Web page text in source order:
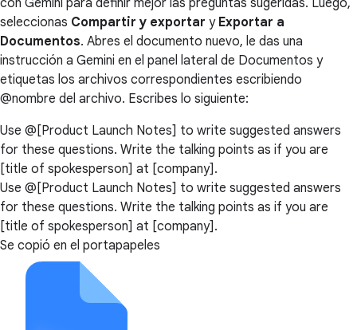
con Gemini para definir mejor las preguntas sugeridas. Luego,
seleccionas Compartir y exportar y Exportar a
Documentos. Abres el documento nuevo, le das una
instrucción a Gemini en el panel lateral de Documentos y
etiquetas los archivos correspondientes escribiendo
@nombre del archivo. Escribes lo siguiente:
Use @[Product Launch Notes] to write suggested answers
for these questions. Write the talking points as if you are
[title of spokesperson] at [company].
Use @[Product Launch Notes] to write suggested answers
for these questions. Write the talking points as if you are
[title of spokesperson] at [company].
Se copió en el portapapeles